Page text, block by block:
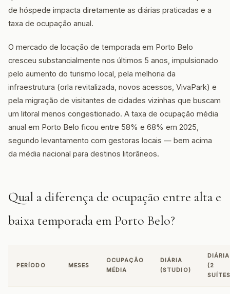
de hóspede impacta diretamente as diárias praticadas e a
taxa de ocupação anual.
O mercado de locação de temporada em Porto Belo
cresceu substancialmente nos últimos 5 anos, impulsionado
pelo aumento do turismo local, pela melhoria da
infraestrutura (orla revitalizada, novos acessos, VivaPark) e
pela migração de visitantes de cidades vizinhas que buscam
um litoral menos congestionado. A taxa de ocupação média
anual em Porto Belo ficou entre 58% e 68% em 2025,
segundo levantamento com gestoras locais — bem acima
da média nacional para destinos litorâneos.
Qual a diferença de ocupação entre alta e
baixa temporada em Porto Belo?
PERÍODO MESES
OCUPAÇÃO
MÉDIA
DIÁRIA
(STUDIO)
DIÁRIA
(2